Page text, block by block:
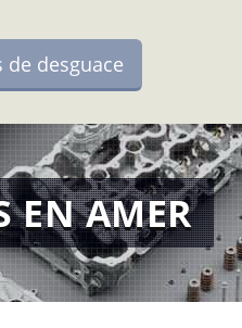
desguace
EN AMER